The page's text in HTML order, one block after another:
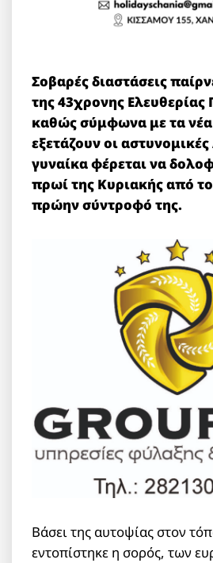
Σοβαρές διαστάσεις
της 43χρονης Ελευθερίας
καθώς σύμφωνα με τα νέα
εξετάζουν οι
γυναίκα φέρεται να
πρωί της Κυριακής από
πρώην σύντροφό της.
Βάσει της αυτοψίας στον
εντοπίστηκε η σορός, των